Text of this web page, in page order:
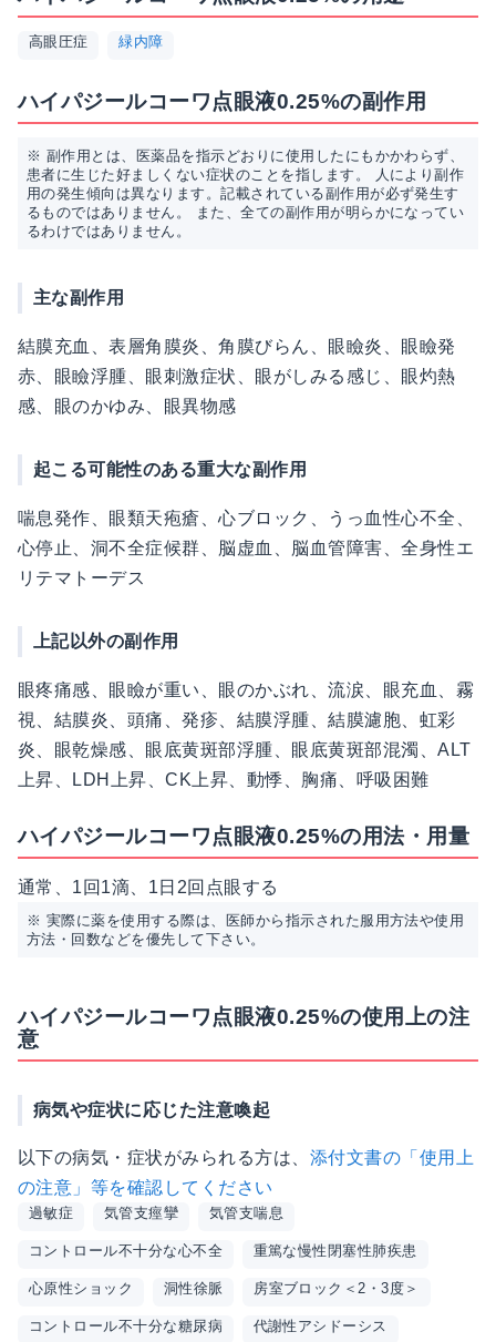
高眼圧症 緑内障
ハイパジールコーワ点眼液0.25%の副作用
※ 副作用とは、医薬品を指示どおりに使用したにもかかわらず、
患者に生じた好ましくない症状のことを指します。 人により副作
用の発生傾向は異なります。記載されている副作用が必ず発生す
るものではありません。 また、全ての副作用が明らかになってい
るわけではありません。
主な副作用
結膜充血、表層角膜炎、角膜びらん、眼瞼炎、眼瞼発
赤、眼瞼浮腫、眼刺激症状、眼がしみる感じ、眼灼熱
感、眼のかゆみ、眼異物感
起こる可能性のある重大な副作用
喘息発作、眼類天疱瘡、心ブロック、うっ血性心不全、
心停止、洞不全症候群、脳虚血、脳血管障害、全身性エ
リテマトーデス
上記以外の副作用
眼疼痛感、眼瞼が重い、眼のかぶれ、流涙、眼充血、霧
視、結膜炎、頭痛、発疹、結膜浮腫、結膜濾胞、虹彩
炎、眼乾燥感、眼底黄斑部浮腫、眼底黄斑部混濁、ALT
上昇、LDH上昇、CK上昇、動悸、胸痛、呼吸困難
ハイパジールコーワ点眼液0.25%の用法・用量
通常、1回1滴、1日2回点眼する
※ 実際に薬を使用する際は、医師から指示された服用方法や使用
方法・回数などを優先して下さい。
ハイパジールコーワ点眼液0.25%の使用上の注
意
病気や症状に応じた注意喚起
以下の病気・症状がみられる方は、 添付文書の「使用上
の注意」等を確認してください
過敏症 気管支痙攣 気管支喘息
コントロール不十分な心不全 重篤な慢性閉塞性肺疾患
心原性ショック 洞性徐脈 房室ブロック＜2・3度＞
コントロール不十分な糖尿病 代謝性アシドーシス